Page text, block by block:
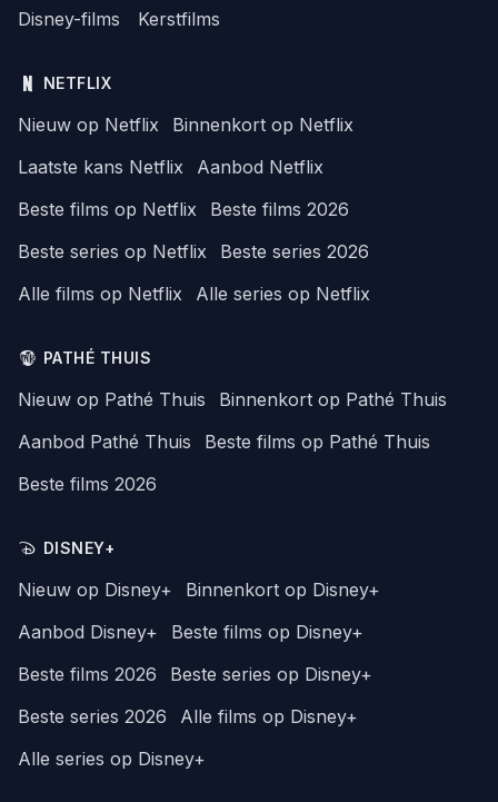
Disney-films
Kerstfilms
NETFLIX
Nieuw op Netflix
Binnenkort op Netflix
Laatste kans Netflix
Aanbod Netflix
Beste films op Netflix
Beste films 2026
Beste series op Netflix
Beste series 2026
Alle films op Netflix
Alle series op Netflix
PATHÉ THUIS
Nieuw op Pathé Thuis
Binnenkort op Pathé Thuis
Aanbod Pathé Thuis
Beste films op Pathé Thuis
Beste films 2026
DISNEY+
Nieuw op Disney+
Binnenkort op Disney+
Aanbod Disney+
Beste films op Disney+
Beste films 2026
Beste series op Disney+
Beste series 2026
Alle films op Disney+
Alle series op Disney+